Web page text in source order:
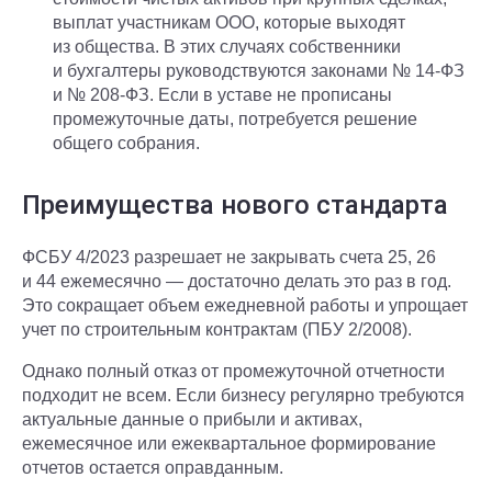
выплат участникам ООО, которые выходят
из общества. В этих случаях собственники
и бухгалтеры руководствуются законами № 14-ФЗ
и № 208-ФЗ. Если в уставе не прописаны
промежуточные даты, потребуется решение
общего собрания.
Преимущества нового стандарта
ФСБУ 4/2023 разрешает не закрывать счета 25, 26
и 44 ежемесячно — достаточно делать это раз в год.
Это сокращает объем ежедневной работы и упрощает
учет по строительным контрактам (ПБУ 2/2008).
Однако полный отказ от промежуточной отчетности
подходит не всем. Если бизнесу регулярно требуются
актуальные данные о прибыли и активах,
ежемесячное или ежеквартальное формирование
отчетов остается оправданным.